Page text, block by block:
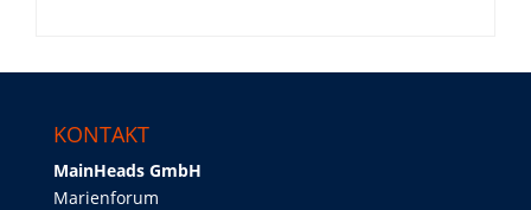
KONTAKT
MainHeads GmbH
Marienforum